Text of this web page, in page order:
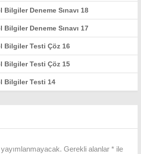
Bilgiler Deneme Sınavı 18
Bilgiler Deneme Sınavı 17
Bilgiler Testi Çöz 16
Bilgiler Testi Çöz 15
Bilgiler Testi 14
Gerekli alanlar * ile